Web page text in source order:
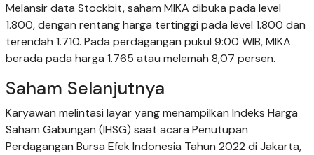
Melansir data Stockbit, saham MIKA dibuka pada level
1.800, dengan rentang harga tertinggi pada level 1.800 dan
terendah 1.710. Pada perdagangan pukul 9:00 WIB, MIKA
berada pada harga 1.765 atau melemah 8,07 persen.
Saham Selanjutnya
Karyawan melintasi layar yang menampilkan Indeks Harga
Saham Gabungan (IHSG) saat acara Penutupan
Perdagangan Bursa Efek Indonesia Tahun 2022 di Jakarta,